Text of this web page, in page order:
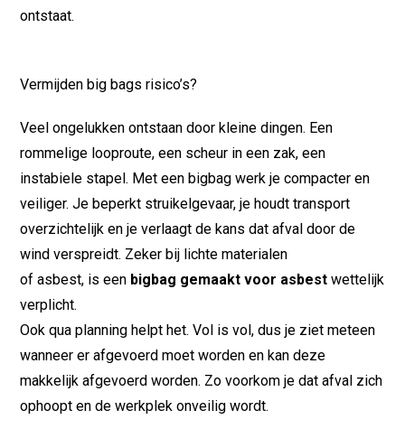
ontstaat.
Vermijden big bags risico’s?
Veel ongelukken ontstaan door kleine dingen. Een
rommelige looproute, een scheur in een zak, een
instabiele stapel. Met een bigbag werk je compacter en
veiliger. Je beperkt struikelgevaar, je houdt transport
overzichtelijk en je verlaagt de kans dat afval door de
wind verspreidt. Zeker bij lichte materialen
of asbest, is een bigbag gemaakt voor asbest wettelijk
verplicht.
Ook qua planning helpt het. Vol is vol, dus je ziet meteen
wanneer er afgevoerd moet worden en kan deze
makkelijk afgevoerd worden. Zo voorkom je dat afval zich
ophoopt en de werkplek onveilig wordt.